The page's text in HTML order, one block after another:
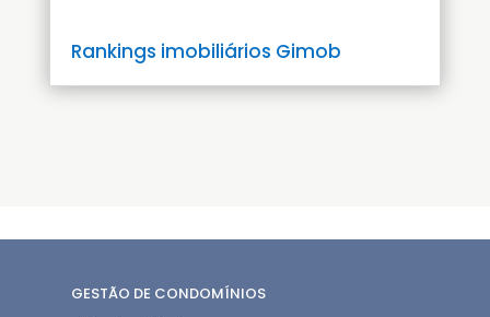
Rankings imobiliários Gimob
GESTÃO DE CONDOMÍNIOS